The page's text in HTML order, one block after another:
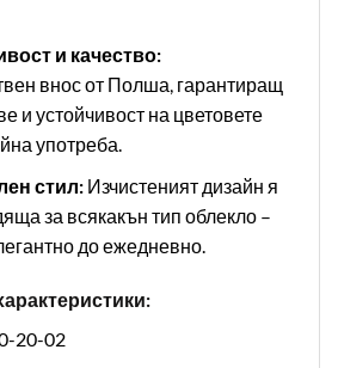
и качество:
внос от Полша, гарантиращ
и устойчивост на цветовете
употреба.
стил:Изчистеният дизайн я
за всякакън тип облекло –
до ежедневно.
20-02